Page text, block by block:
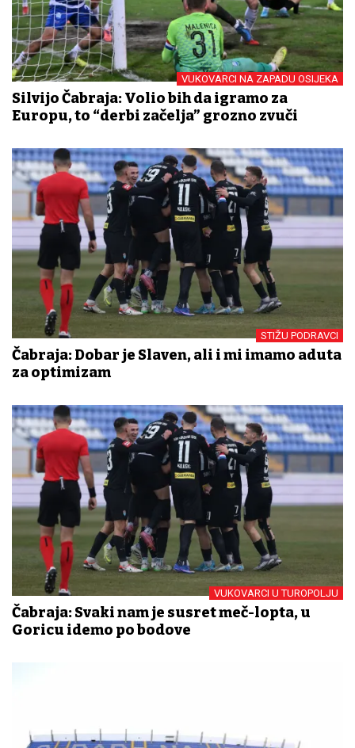
VUKOVARCI NA ZAPADU OSIJEKA
Silvijo Čabraja: Volio bih da igramo za
Europu, to “derbi začelja” grozno zvuči
STIŽU PODRAVCI
Čabraja: Dobar je Slaven, ali i mi imamo aduta
za optimizam
VUKOVARCI U TUROPOLJU
Čabraja: Svaki nam je susret meč-lopta, u
Goricu idemo po bodove